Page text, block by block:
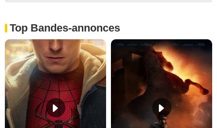
Top Bandes-annonces